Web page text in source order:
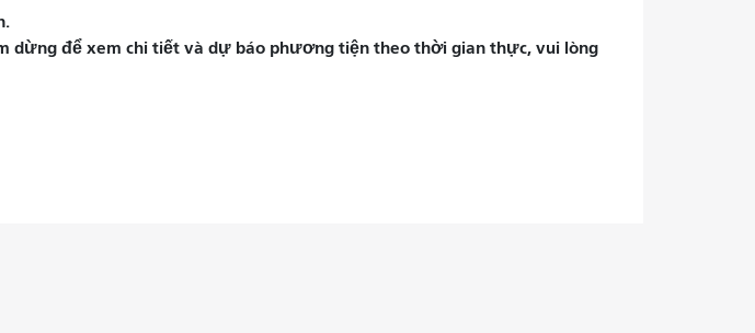
dừng để xem chi tiết và dự báo phương tiện theo thời gian thực, vui lòng